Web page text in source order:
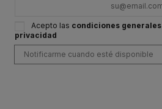
Acepto las condiciones generales
privacidad